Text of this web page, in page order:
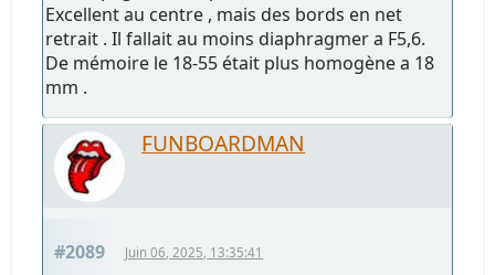
Excellent au centre , mais des bords en net
retrait . Il fallait au moins diaphragmer a F5,6.
De mémoire le 18-55 était plus homogène a 18
mm .
FUNBOARDMAN
#2089 Juin 06, 2025, 13:35:41